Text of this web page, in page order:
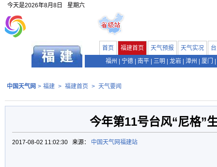
今天是2026年8月8日 星期六
首页 福建首页 天气预报 天气实况
福州
宁德 南平 三明 龙岩 漳州 厦门
中国天气网 > 福建 > 福建首页 > 天气要闻
今年第11号台风“尼格”
2017-08-02 11:02:30 来源： 中国天气网福建站